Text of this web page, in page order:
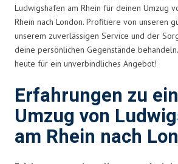
Ludwigshafen am Rhein für deinen Umzug
Rhein nach London. Profitiere von unseren
unserem zuverlässigen Service und der
deine persönlichen Gegenstände
heute für ein unverbindliches Angebot!
Erfahrungen zu
Umzug von
am Rhein nach